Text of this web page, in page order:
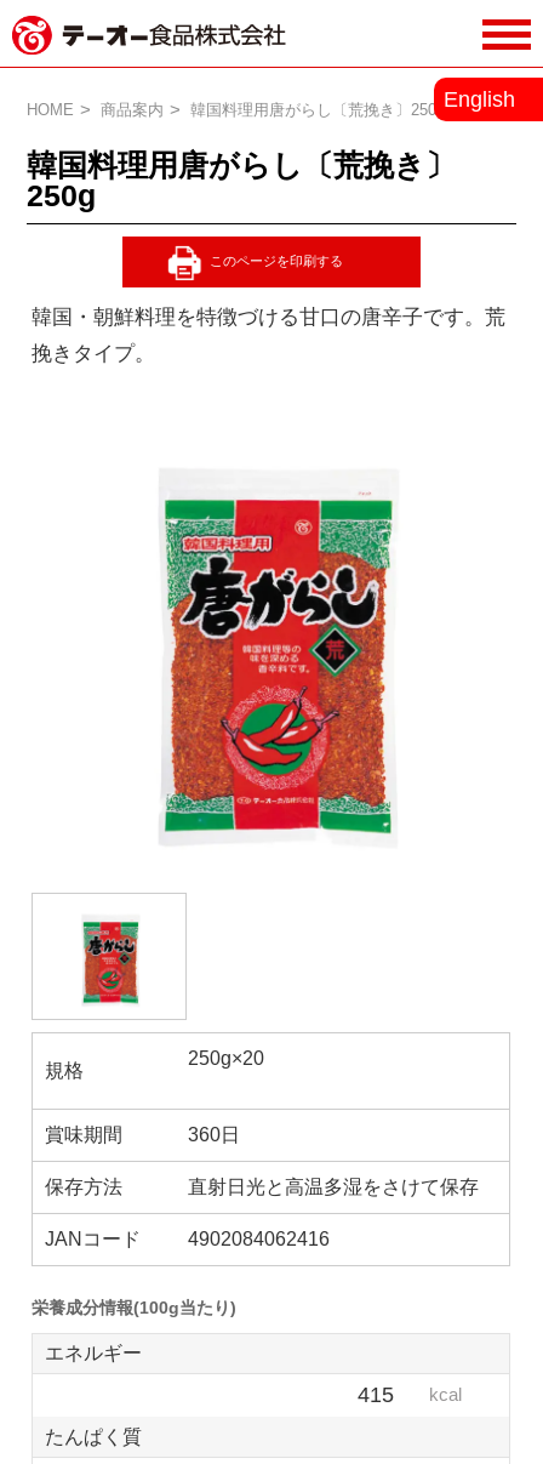
ー食品株式会社
English
HOME 商品案内 韓国料理用唐がらし〔荒挽き〕250g
韓国料理用唐がらし〔荒挽き〕
250g
韓国・朝鮮料理を特徴づける甘口の唐辛子です。荒
挽きタイプ。
規格
250g×20
賞味期間 360日
保存方法 直射日光と高温多湿をさけて保存
JANコード 4902084062416
栄養成分情報(100g当たり)
エネルギー
415 kcal
たんぱく質